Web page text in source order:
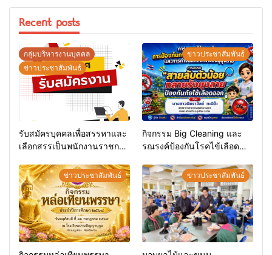
Recent posts
กลุ่มบริหารงานบุคคล
ข่าวประชาสัมพันธ์
รับสมัครบุคคลเพื่อสรรหาและ
เลือกสรรเป็นพนักงานราชการ
ข่าวประชาสัมพันธ์
กิจกรรม Big Cleaning และ
รณรงค์ป้องกันโรคไข้เลือด
ข่าวประชาสัมพันธ์ ข่าวประชาสัมพันธ์